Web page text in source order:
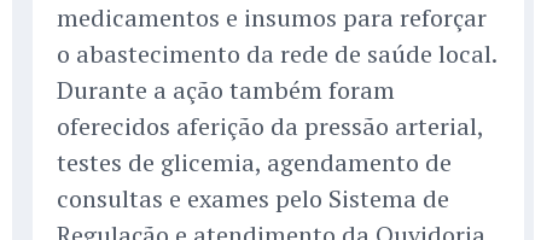
medicamentos e insumos para reforçar
o abastecimento da rede de saúde local.
Durante a ação também foram
oferecidos aferição da pressão arterial,
testes de glicemia, agendamento de
consultas e exames pelo Sistema de